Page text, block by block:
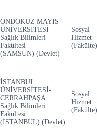
ONDOKUZ MAYIS
ÜNİVERSİTESİ
Sağlık Bilimleri
Fakültesi
(SAMSUN) (Devlet)
Sosyal
Hizmet
(Fakülte)
İSTANBUL
ÜNİVERSİTESİ-
CERRAHPAŞA
Sağlık Bilimleri
Fakültesi
(İSTANBUL) (Devlet)
Sosyal
Hizmet
(Fakülte)